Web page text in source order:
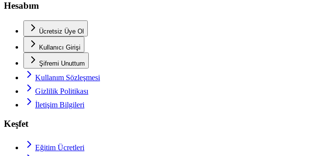
Hesabım
Ücretsiz Üye Ol
Kullanıcı Girişi
Şifremi Unuttum
Kullanım Sözleşmesi
Gizlilik Politikası
İletişim Bilgileri
Keşfet
Eğitim Ücretleri